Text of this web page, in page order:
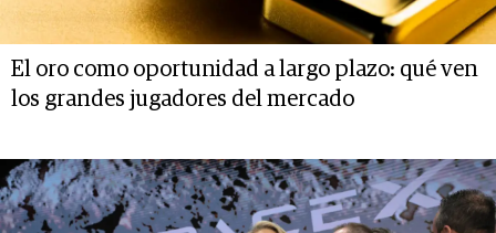
El oro como oportunidad a largo plazo: qué ven
los grandes jugadores del mercado